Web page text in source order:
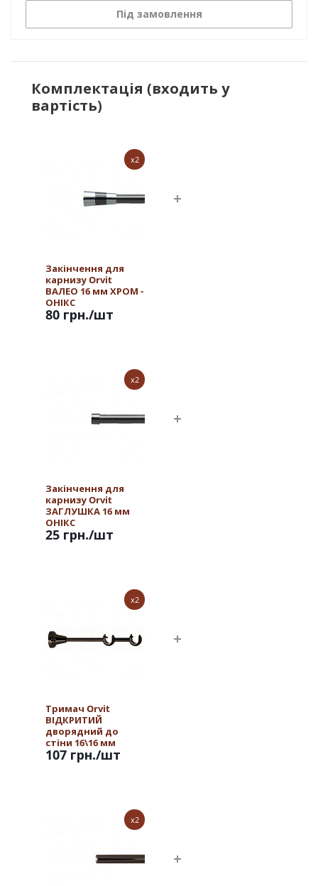
Під замовлення
Комплектація (входить у
вартість)
x2
Закінчення для
карнизу Orvit
ВАЛЕО 16 мм ХРОМ -
ОНІКС
80 грн./шт
x2
Закінчення для
карнизу Orvit
ЗАГЛУШКА 16 мм
ОНІКС
25 грн./шт
x2
Тримач Orvit
ВІДКРИТИЙ
дворядний до
стіни 16\16 мм
ОНІКС
107 грн./шт
x2